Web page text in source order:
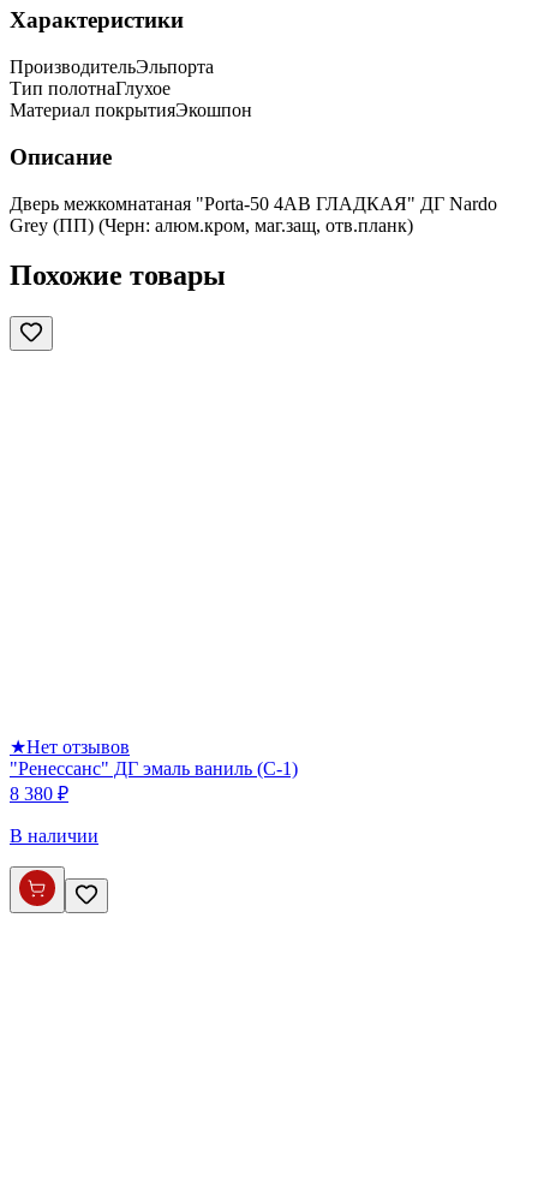
Характеристики
ПроизводительЭльпорта
Тип полотнаГлухое
Материал покрытияЭкошпон
Описание
Дверь межкомнатаная "Porta-50 4AB ГЛАДКАЯ" ДГ Nardo
Grey (ПП) (Черн: алюм.кром, маг.защ, отв.планк)
Похожие товары
★Нет отзывов
"Ренессанс" ДГ эмаль ваниль (С-1)
8 380 ₽
В наличии